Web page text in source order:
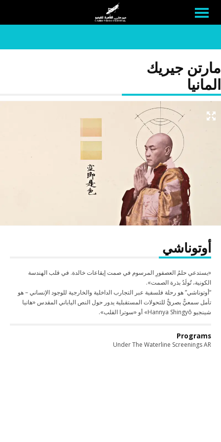
مارتن جيريك
المانيا
أوتوناشي
«يستدعي حلمُ العصفورِ المرسوم في صمت إيقاعات خالدة. في قلب الهندسة
الكونية، تُولَدُ بذرة الصمت».
“أوتوناشي” هو رحلة فلسفية عبر التجارب الداخلية والخارجية للوجود الإنساني – هو
تأمل سمعيٌّ بصريٌّ للتحولات المستقبلية يدور حول النص الياباني المقدس «هانيا
شينجيو Hannya Shingyō» أو «سوترا القلب».
Programs
Under The Waterline Screenings AR